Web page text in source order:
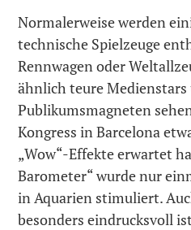
Normalerweise werden
technische Spielzeuge
Rennwagen oder
ähnlich teure Medienstars
Publikumsmagneten
Kongress in Barcelona
„Wow“-Effekte erwartet
Barometer“ wurde nur
in Aquarien stimuliert.
besonders eindrucksvoll